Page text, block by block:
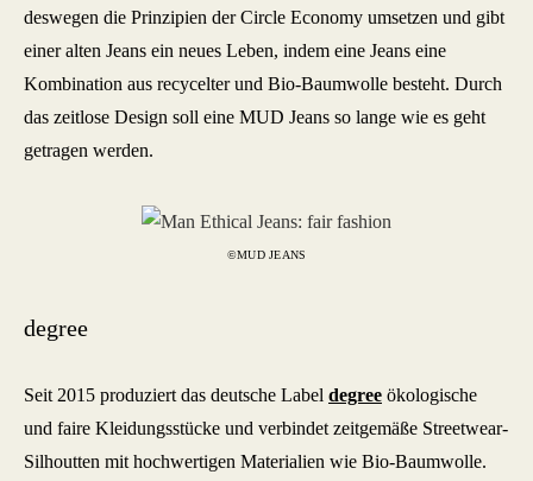
deswegen die Prinzipien der Circle Economy umsetzen und gibt
einer alten Jeans ein neues Leben, indem eine Jeans eine
Kombination aus recycelter und Bio-Baumwolle besteht. Durch
das zeitlose Design soll eine MUD Jeans so lange wie es geht
getragen werden.
©MUD JEANS
degree
Seit 2015 produziert das deutsche Label degree ökologische
und faire Kleidungsstücke und verbindet zeitgemäße Streetwear-
Silhoutten mit hochwertigen Materialien wie Bio-Baumwolle.